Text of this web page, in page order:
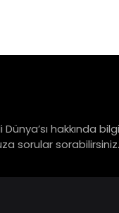
hakkında
sorular sorabilirsiniz.